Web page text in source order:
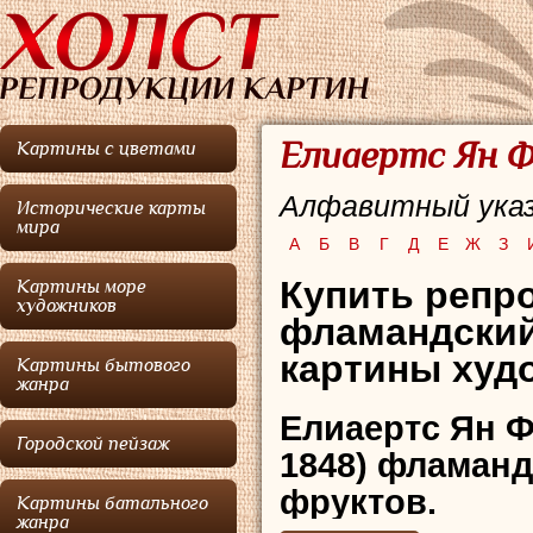
Картины с цветами
Исторические карты
мира
Картины море
художников
Картины бытового
жанра
Городской пейзаж
Картины батального
жанра
Елиаертс Ян
Алфавитный
А Б В Г Д Е Ж З
Купить
картины
Елиаертс Ян
1848)
фруктов.